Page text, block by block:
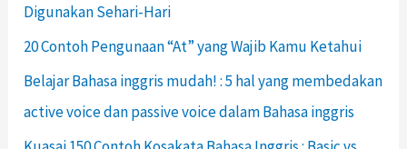
Digunakan Sehari-Hari
20 Contoh Pengunaan “At” yang Wajib Kamu Ketahui
Belajar Bahasa inggris mudah! : 5 hal yang membedakan
active voice dan passive voice dalam Bahasa inggris